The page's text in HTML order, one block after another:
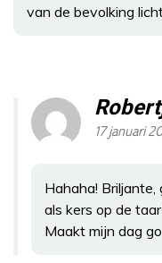
van de bevolking
17 januari
Hahaha! Briljante,
als kers op de
Maakt mijn dag